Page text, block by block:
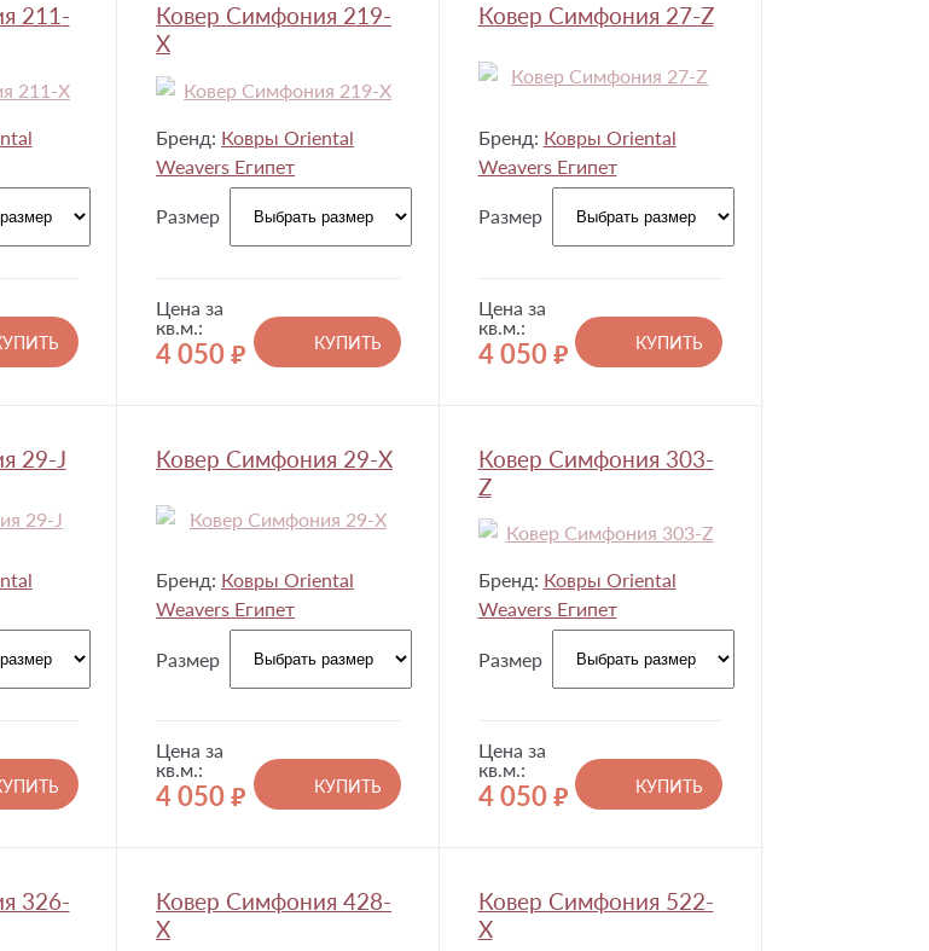
211-
Ковер Симфония 219-
X
Бренд: Ковры Oriental
Weavers Египет
Размер
Цена за
кв.м.:
4 050 руб.
КУПИТЬ
Ковер Симфония 27-Z
Бренд: Ковры Oriental
Weavers Египет
Размер
Цена за
кв.м.:
4 050 руб.
КУПИТЬ
29-J Ковер Симфония 29-X
Бренд: Ковры Oriental
Weavers Египет
Размер
Цена за
кв.м.:
4 050 руб.
КУПИТЬ
Ковер Симфония 303-
Z
Бренд: Ковры Oriental
Weavers Египет
Размер
Цена за
кв.м.:
4 050 руб.
КУПИТЬ
326-
Ковер Симфония 428-
X
Ковер Симфония 522-
X